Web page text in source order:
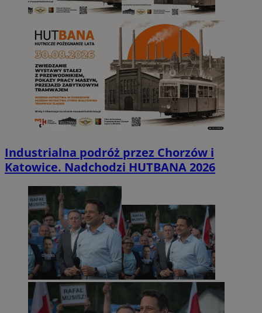
Industrialna podróż przez Chorzów i
Katowice. Nadchodzi HUTBANA 2026